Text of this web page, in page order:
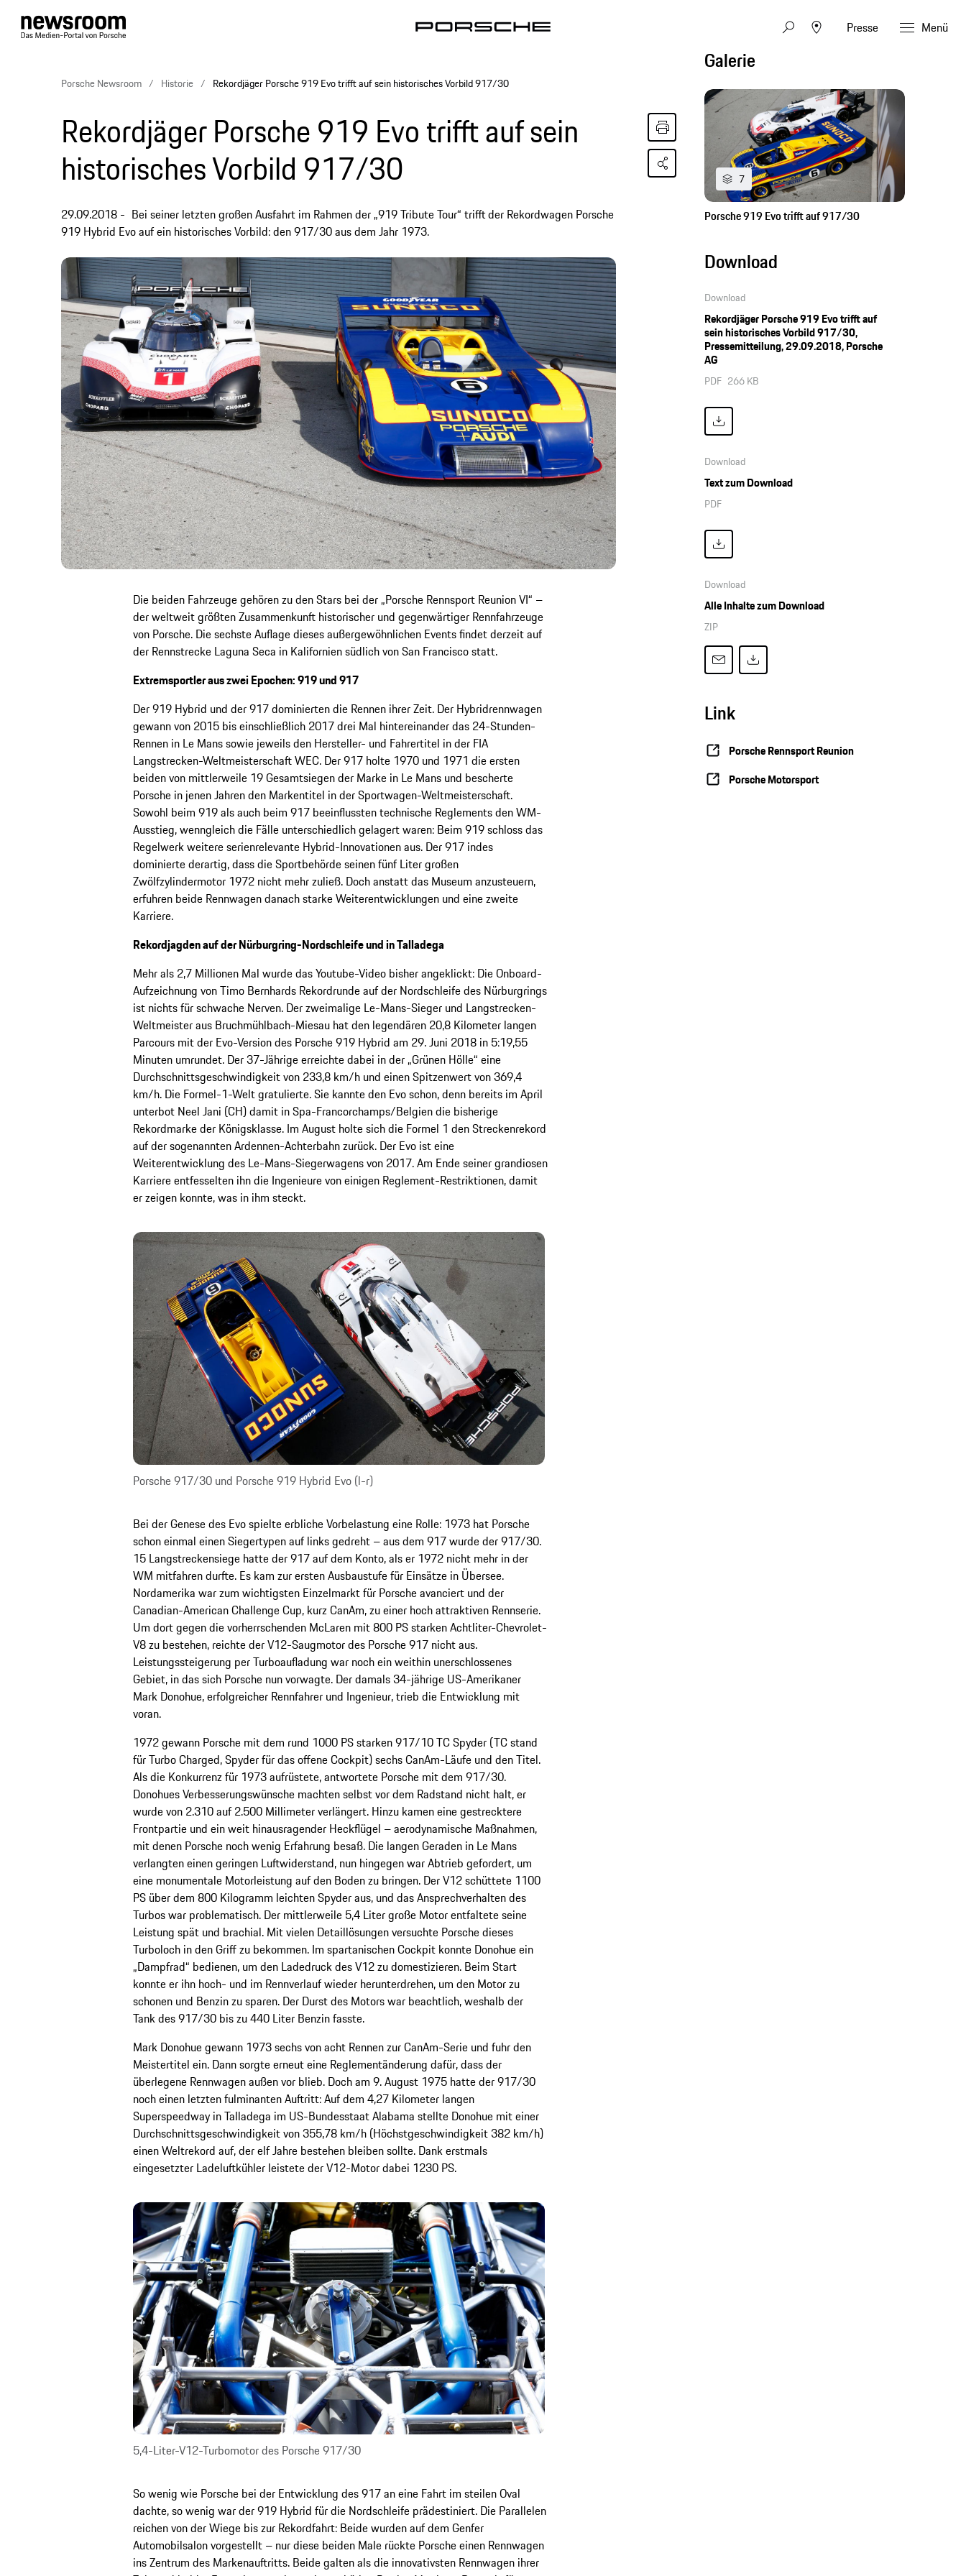
Presse Menü
Porsche Newsroom Historie Rekordjäger Porsche 919 Evo trifft auf sein historisches Vorbild 917/30
Rekordjäger Porsche 919 Evo trifft auf sein
historisches Vorbild 917/30
29.09.2018
Bei seiner letzten großen Ausfahrt im Rahmen der „919 Tribute Tour“ trifft der Rekordwagen Porsche
919 Hybrid Evo auf ein historisches Vorbild: den 917/30 aus dem Jahr 1973.
Die beiden Fahrzeuge gehören zu den Stars bei der „Porsche Rennsport Reunion VI“ –
der weltweit größten Zusammenkunft historischer und gegenwärtiger Rennfahrzeuge
von Porsche. Die sechste Auflage dieses außergewöhnlichen Events findet derzeit auf
der Rennstrecke Laguna Seca in Kalifornien südlich von San Francisco statt.
Extremsportler aus zwei Epochen: 919 und 917
Der 919 Hybrid und der 917 dominierten die Rennen ihrer Zeit. Der Hybridrennwagen
gewann von 2015 bis einschließlich 2017 drei Mal hintereinander das 24-Stunden-
Rennen in Le Mans sowie jeweils den Hersteller- und Fahrertitel in der FIA
Langstrecken-Weltmeisterschaft WEC. Der 917 holte 1970 und 1971 die ersten
beiden von mittlerweile 19 Gesamtsiegen der Marke in Le Mans und bescherte
Porsche in jenen Jahren den Markentitel in der Sportwagen-Weltmeisterschaft.
Sowohl beim 919 als auch beim 917 beeinflussten technische Reglements den WM-
Ausstieg, wenngleich die Fälle unterschiedlich gelagert waren: Beim 919 schloss das
Regelwerk weitere serienrelevante Hybrid-Innovationen aus. Der 917 indes
dominierte derartig, dass die Sportbehörde seinen fünf Liter großen
Zwölfzylindermotor 1972 nicht mehr zuließ. Doch anstatt das Museum anzusteuern,
erfuhren beide Rennwagen danach starke Weiterentwicklungen und eine zweite
Karriere.
Rekordjagden auf der Nürburgring-Nordschleife und in Talladega
Mehr als 2,7 Millionen Mal wurde das Youtube-Video bisher angeklickt: Die Onboard-
Aufzeichnung von Timo Bernhards Rekordrunde auf der Nordschleife des Nürburgrings
ist nichts für schwache Nerven. Der zweimalige Le-Mans-Sieger und Langstrecken-
Weltmeister aus Bruchmühlbach-Miesau hat den legendären 20,8 Kilometer langen
Parcours mit der Evo-Version des Porsche 919 Hybrid am 29. Juni 2018 in 5:19,55
Minuten umrundet. Der 37-Jährige erreichte dabei in der „Grünen Hölle“ eine
Durchschnittsgeschwindigkeit von 233,8 km/h und einen Spitzenwert von 369,4
km/h. Die Formel-1-Welt gratulierte. Sie kannte den Evo schon, denn bereits im April
unterbot Neel Jani (CH) damit in Spa-Francorchamps/Belgien die bisherige
Rekordmarke der Königsklasse. Im August holte sich die Formel 1 den Streckenrekord
auf der sogenannten Ardennen-Achterbahn zurück. Der Evo ist eine
Weiterentwicklung des Le-Mans-Siegerwagens von 2017. Am Ende seiner grandiosen
Karriere entfesselten ihn die Ingenieure von einigen Reglement-Restriktionen, damit
er zeigen konnte, was in ihm steckt.
Porsche 917/30 und Porsche 919 Hybrid Evo (l-r)
Bei der Genese des Evo spielte erbliche Vorbelastung eine Rolle: 1973 hat Porsche
schon einmal einen Siegertypen auf links gedreht – aus dem 917 wurde der 917/30.
15 Langstreckensiege hatte der 917 auf dem Konto, als er 1972 nicht mehr in der
WM mitfahren durfte. Es kam zur ersten Ausbaustufe für Einsätze in Übersee.
Nordamerika war zum wichtigsten Einzelmarkt für Porsche avanciert und der
Canadian-American Challenge Cup, kurz CanAm, zu einer hoch attraktiven Rennserie.
Um dort gegen die vorherrschenden McLaren mit 800 PS starken Achtliter-Chevrolet-
V8 zu bestehen, reichte der V12-Saugmotor des Porsche 917 nicht aus.
Leistungssteigerung per Turboaufladung war noch ein weithin unerschlossenes
Gebiet, in das sich Porsche nun vorwagte. Der damals 34-jährige US-Amerikaner
Mark Donohue, erfolgreicher Rennfahrer und Ingenieur, trieb die Entwicklung mit
voran.
1972 gewann Porsche mit dem rund 1000 PS starken 917/10 TC Spyder (TC stand
für Turbo Charged, Spyder für das offene Cockpit) sechs CanAm-Läufe und den Titel.
Als die Konkurrenz für 1973 aufrüstete, antwortete Porsche mit dem 917/30.
Donohues Verbesserungswünsche machten selbst vor dem Radstand nicht halt, er
wurde von 2.310 auf 2.500 Millimeter verlängert. Hinzu kamen eine gestrecktere
Frontpartie und ein weit hinausragender Heckflügel – aerodynamische Maßnahmen,
mit denen Porsche noch wenig Erfahrung besaß. Die langen Geraden in Le Mans
verlangten einen geringen Luftwiderstand, nun hingegen war Abtrieb gefordert, um
eine monumentale Motorleistung auf den Boden zu bringen. Der V12 schüttete 1100
PS über dem 800 Kilogramm leichten Spyder aus, und das Ansprechverhalten des
Turbos war problematisch. Der mittlerweile 5,4 Liter große Motor entfaltete seine
Leistung spät und brachial. Mit vielen Detaillösungen versuchte Porsche dieses
Turboloch in den Griff zu bekommen. Im spartanischen Cockpit konnte Donohue ein
„Dampfrad“ bedienen, um den Ladedruck des V12 zu domestizieren. Beim Start
konnte er ihn hoch- und im Rennverlauf wieder herunterdrehen, um den Motor zu
schonen und Benzin zu sparen. Der Durst des Motors war beachtlich, weshalb der
Tank des 917/30 bis zu 440 Liter Benzin fasste.
Mark Donohue gewann 1973 sechs von acht Rennen zur CanAm-Serie und fuhr den
Meistertitel ein. Dann sorgte erneut eine Reglementänderung dafür, dass der
überlegene Rennwagen außen vor blieb. Doch am 9. August 1975 hatte der 917/30
noch einen letzten fulminanten Auftritt: Auf dem 4,27 Kilometer langen
Superspeedway in Talladega im US-Bundesstaat Alabama stellte Donohue mit einer
Durchschnittsgeschwindigkeit von 355,78 km/h (Höchstgeschwindigkeit 382 km/h)
einen Weltrekord auf, der elf Jahre bestehen bleiben sollte. Dank erstmals
eingesetzter Ladeluftkühler leistete der V12-Motor dabei 1230 PS.
5,4-Liter-V12-Turbomotor des Porsche 917/30
So wenig wie Porsche bei der Entwicklung des 917 an eine Fahrt im steilen Oval
dachte, so wenig war der 919 Hybrid für die Nordschleife prädestiniert. Die Parallelen
reichen von der Wiege bis zur Rekordfahrt: Beide wurden auf dem Genfer
Automobilsalon vorgestellt – nur diese beiden Male rückte Porsche einen Rennwagen
ins Zentrum des Markenauftritts. Beide galten als die innovativsten Rennwagen ihrer
Galerie
7
Porsche 919 Evo trifft auf 917/30
Download
Download
Rekordjäger Porsche 919 Evo trifft auf
sein historisches Vorbild 917/30,
Pressemitteilung, 29.09.2018, Porsche
AG
PDF 266 KB
Download
Text zum Download
PDF
Download
Alle Inhalte zum Download
ZIP
Link
Porsche Rennsport Reunion
Porsche Motorsport